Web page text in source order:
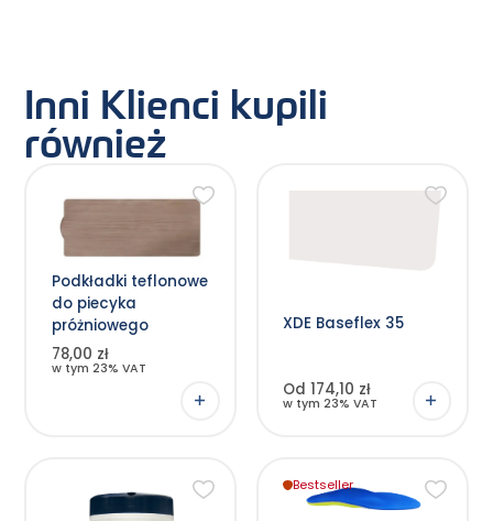
Inni Klienci kupili
również
Podkładki teflonowe
do piecyka
próżniowego
78,00 zł
w tym 23% VAT
XDE Baseflex 35
Od 174,10 zł
w tym 23% VAT
stronie
Ten
produkt
Bestseller